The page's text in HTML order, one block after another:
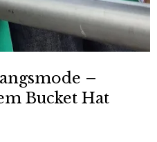
–
Bucket Hat